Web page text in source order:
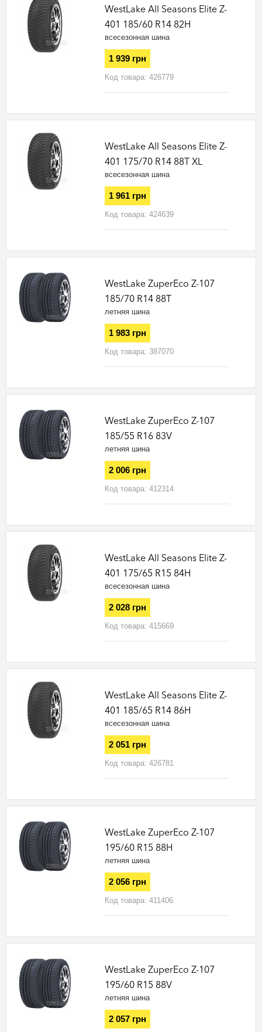
WestLake All Seasons Elite Z-
401 185/60 R14 82H
всесезонная шина
1 939 грн
Код товара:426779
WestLake All Seasons Elite Z-
401 175/70 R14 88T XL
всесезонная шина
1 961 грн
Код товара:424639
WestLake ZuperEco Z-107
185/70 R14 88T
летняя шина
1 983 грн
Код товара: 387070
WestLake ZuperEco Z-107
185/55 R16 83V
летняя шина
2 006 грн
Код товара:412314
WestLake All Seasons Elite Z-
401 175/65 R15 84H
всесезонная шина
2 028 грн
Код товара:415669
WestLake All Seasons Elite Z-
401 185/65 R14 86H
всесезонная шина
2 051 грн
Код товара:426781
WestLake ZuperEco Z-107
195/60 R15 88H
летняя шина
2 056 грн
Код товара:411406
WestLake ZuperEco Z-107
195/60 R15 88V
летняя шина
2 057 грн